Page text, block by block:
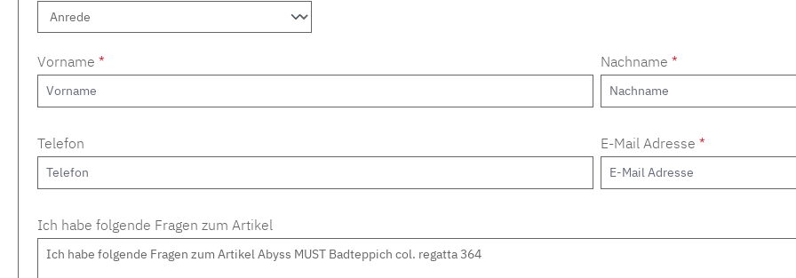
Vorname * Nachname *
Telefon E-Mail Adresse *
Ich habe folgende Fragen zum Artikel